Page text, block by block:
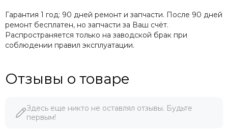
Гарантия 1 год: 90 дней ремонт и запчасти. После 90 дней
ремонт бесплатен, но запчасти за Ваш счёт.
Распространяется только на заводской брак при
соблюдении правил эксплуатации.
Отзывы о товаре
Здесь еще никто не оставлял отзывы. Будьте
первым!